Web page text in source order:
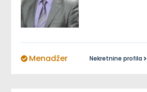
Menadžer Nekretnine profila